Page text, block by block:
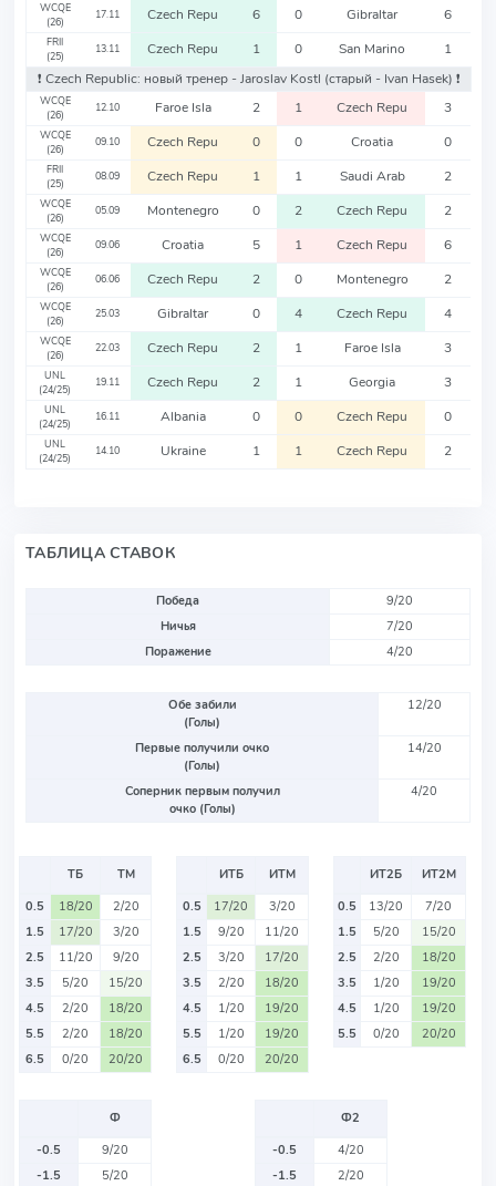
WCQE
(26)
17.11 Czech Repu 6 0 Gibraltar 6
FRII
(25)
13.11 Czech Repu 1 0 San Marino
1
❗️ Czech Republic: новый тренер - Jaroslav Kostl (старый - Ivan Hasek) ❗️
WCQE
(26)
12.10 Faroe Isla 2 1 Czech Repu 3
WCQE
(26)
09.10 Czech Repu 0 0 Croatia 0
FRII
(25)
08.09 Czech Repu 1 1 Saudi Arab 2
WCQE
(26)
05.09 Montenegro 0 2 Czech Repu 2
WCQE
(26)
09.06 Croatia 5 1 Czech Repu 6
WCQE
(26)
06.06 Czech Repu 2 0 Montenegro 2
WCQE
(26)
25.03 Gibraltar 0 4 Czech Repu 4
WCQE
(26)
22.03 Czech Repu 2 1 Faroe Isla 3
UNL
(24/25)
19.11 Czech Repu 2 1 Georgia 3
UNL
(24/25)
16.11 Albania 0 0 Czech Repu 0
UNL
(24/25)
14.10 Ukraine 1 1 Czech Repu 2
ТАБЛИЦА СТАВОК
Победа
9/20
Ничья
7/20
Поражение
4/20
Обе забили
(Голы)
12/20
Первые получили очко
(Голы)
14/20
Соперник первым получил
очко (Голы)
4/20
ТБ
ТМ
0.5
18/20
2/20
1.5
17/20
3/20
2.5
11/20
9/20
3.5
5/20
15/20
4.5
2/20
18/20
5.5
2/20
18/20
6.5
0/20 20/20
ИТБ
ИТМ
0.5
17/20
3/20
1.5
9/20
11/20
2.5
3/20
17/20
3.5
2/20
18/20
4.5
1/20
19/20
5.5
1/20
19/20
6.5
0/20 20/20
ИТ2Б
ИТ2М
0.5
13/20
7/20
1.5
5/20
15/20
2.5
2/20
18/20
3.5
1/20
19/20
4.5
1/20
19/20
5.5
0/20 20/20
Ф
-0.5
9/20
-1.5
5/20
Ф2
-0.5
4/20
-1.5
2/20